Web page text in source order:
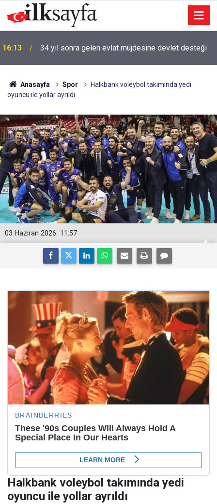
16:13 34 yıl sonra gelen evlat müjdesine devlet desteği
Anasayfa Spor
Halkbank voleybol takımında yedi
oyuncu ile yollar ayrıldı
11:57
03 Haziran 2026
Halkbank voleybol takımında yedi
oyuncu ile yollar ayrıldı